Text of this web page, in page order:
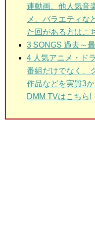
連動画、他人気音
メ、バラエティな
た回がある方はこ
3 SONGS 過去～
4 人気アニメ・ド
番組だけでなく、
作品などを実質3
DMM TVはこちら!